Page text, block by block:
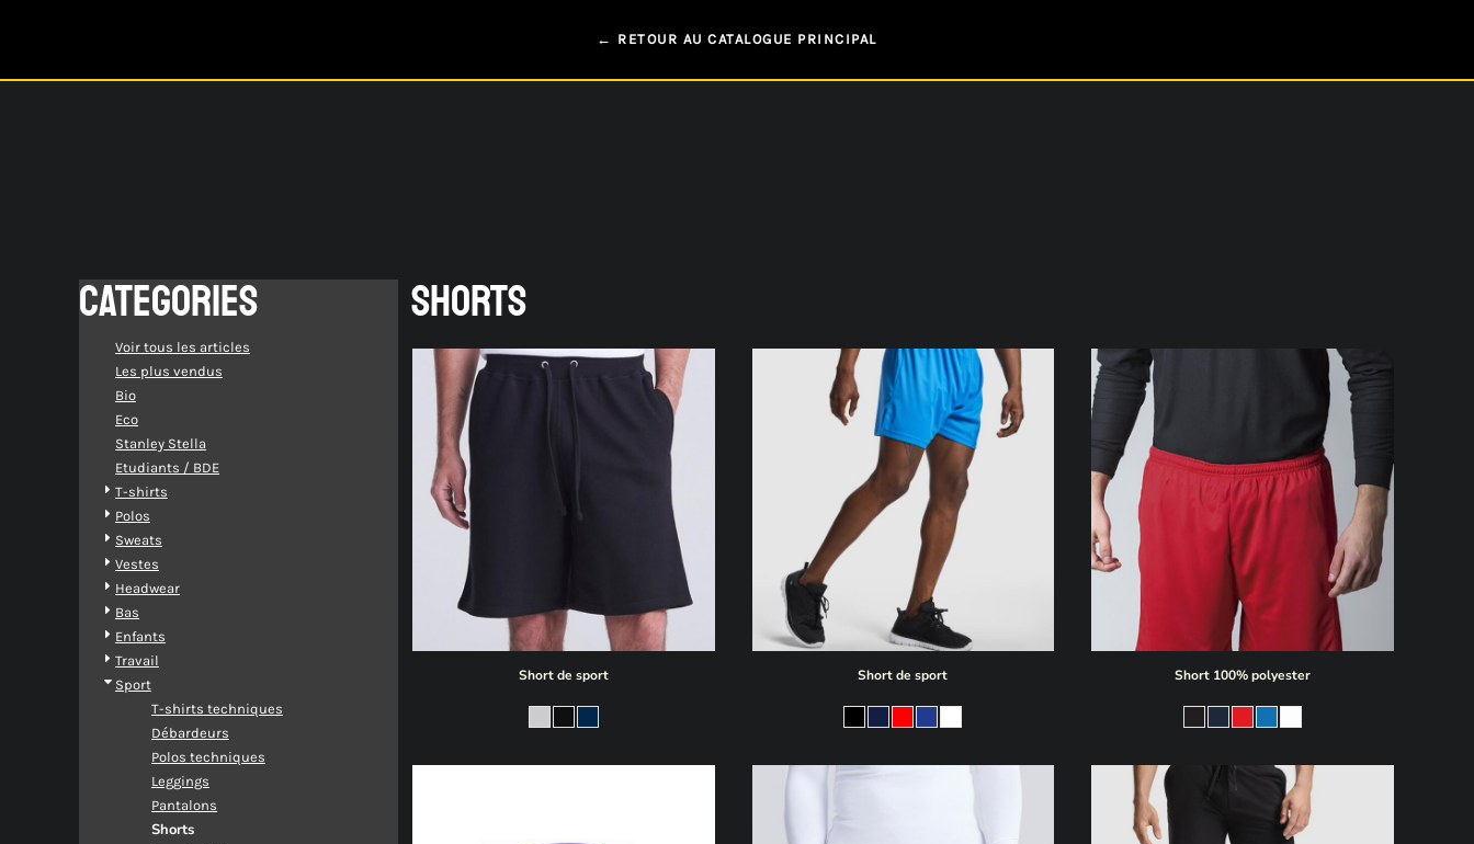
← RETOUR AU CATALOGUE PRINCIPAL
CATEGORIES
Voir tous les articles
Les plus vendus
Bio
Eco
Stanley Stella
Etudiants / BDE
T-shirts
Polos
Sweats
Vestes
Headwear
Bas
Enfants
Travail
Sport
T-shirts techniques
Débardeurs
Polos techniques
Leggings
Pantalons
Shorts
SHORTS
Short de sport Short de sport Short 100% polyester
S'identifier